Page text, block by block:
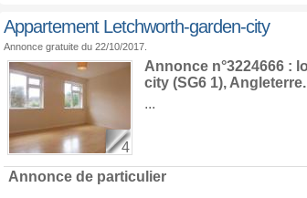
Appartement Letchworth-garden-city
Annonce gratuite du 22/10/2017.
4
Annonce n°3224666 :
city(SG6 1), Angleterre.
...
Annonce de particulier